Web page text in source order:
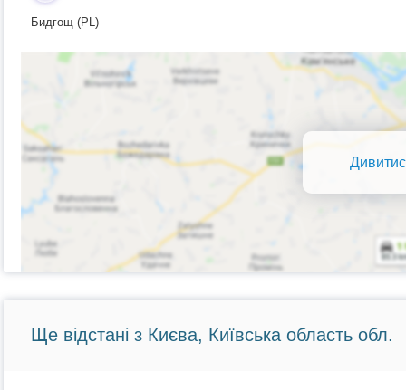
Бидгощ (PL)
Ще відстані з Києва, Київська область обл.